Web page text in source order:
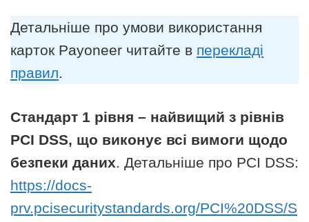
Детальніше про умови використання
карток Payoneer читайте в перекладі
правил.
Стандарт 1 рівня – найвищий з рівнів
PCI DSS, що виконує всі вимоги щодо
безпеки даних. Детальніше про PCI DSS:
https://docs-
prv.pcisecuritystandards.org/PCI%20DSS/S